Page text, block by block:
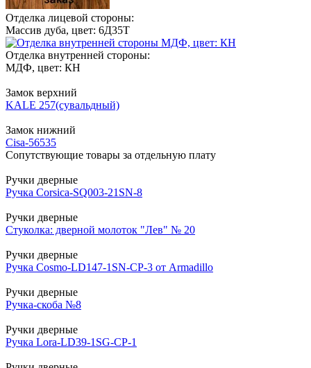
Отделка лицевой стороны:
Массив дуба, цвет: 6Д35Т
Отделка внутренней стороны:
МДФ, цвет: КН
Замок верхний
KALE 257(сувальдный)
Замок нижний
Cisa-56535
Сопутствующие товары за отдельную плату
Ручки дверные
Ручка Corsica-SQ003-21SN-8
Ручки дверные
Стуколка: дверной молоток "Лев" № 20
Ручки дверные
Ручка Cosmo-LD147-1SN-CP-3 от Armadillo
Ручки дверные
Ручка-скоба №8
Ручки дверные
Ручка Lora-LD39-1SG-CP-1